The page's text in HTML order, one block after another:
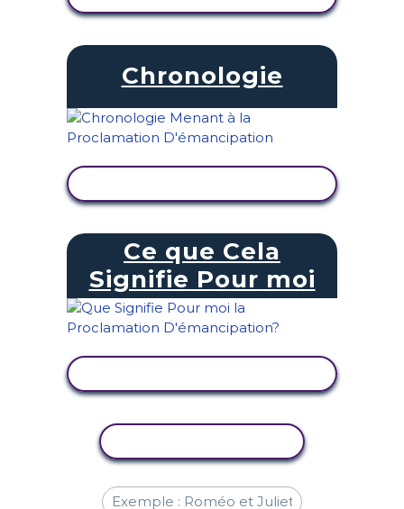
Chronologie
Ce que Cela
Signifie Pour moi